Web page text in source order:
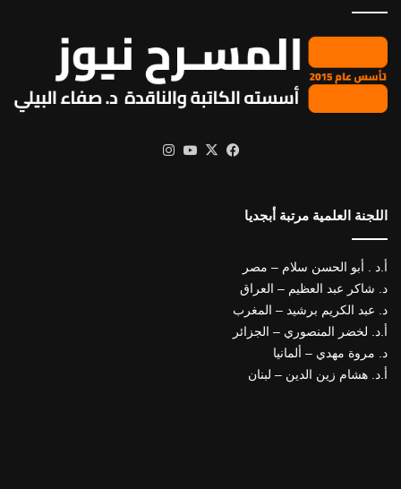
فيسبوك
X يوتيوب
اللجنة العلمية مرتبة أبجديا
أ.د . أبو الحسن سلام – مصر
د. شاكر عبد العظيم – العراق
د. عبد الكريم برشيد – المغرب
أ.د. لخضر المنصوري – الجزائر
د. مروة مهدي – ألمانيا
أ.د. هشام زين الدين – لبنان